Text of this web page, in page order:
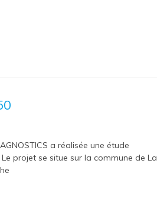
a réalisée une étude
projet se situe sur la commune de La